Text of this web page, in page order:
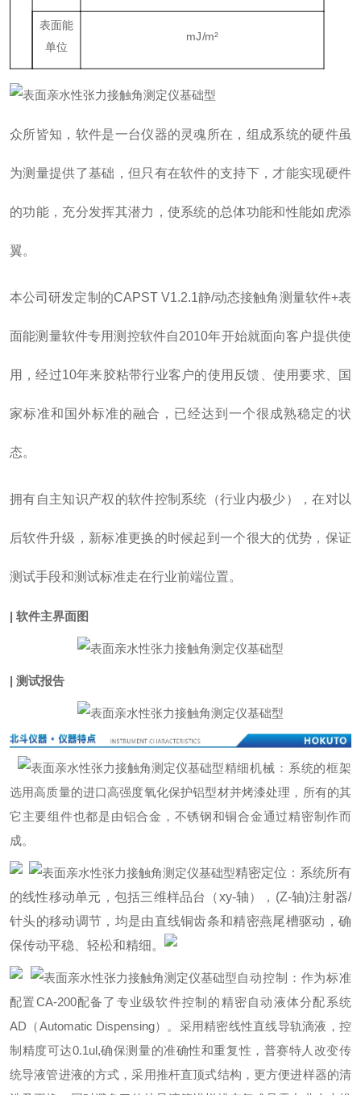
表面能
单位
mJ/m²
众所皆知，软件是一台仪器的灵魂所在，组成系统的硬件虽
为测量提供了基础，但只有在软件的支持下，才能实现硬件
的功能，充分发挥其潜力，使系统的总体功能和性能如虎添
翼。
本公司研发定制的CAPST V1.2.1静/动态接触角测量软件+表
面能测量软件专用测控软件自2010年开始就面向客户提供使
用，经过10年来胶粘带行业客户的使用反馈、使用要求、国
家标准和国外标准的融合，已经达到一个很成熟稳定的状
态。
拥有自主知识产权的软件控制系统（行业内极少），在对以
后软件升级，新标准更换的时候起到一个很大的优势，保证
测试手段和测试标准走在行业前端位置。
| 软件主界面图
| 测试报告
精细机械：系统的框架
选用高质量的进口高强度氧化保护铝型材并烤漆处理，所有的其
它主要组件也都是由铝合金，不锈钢和铜合金通过精密制作而
成。
精密定位：系统所有
的线性移动单元，包括三维样品台（xy-轴），(Z-轴)注射器/
针头的移动调节，均是由直线铜齿条和精密燕尾槽驱动，确
保传动平稳、轻松和精细。
自动控制：作为标准
配置CA-200配备了专业级软件控制的精密自动液体分配系统
AD（Automatic Dispensing）。采用精密线性直线导轨滴液，控
制精度可达0.1ul,确保测量的准确性和重复性，普赛特人改变传
统导液管进液的方式，采用推杆直顶式结构，更方便进样器的清